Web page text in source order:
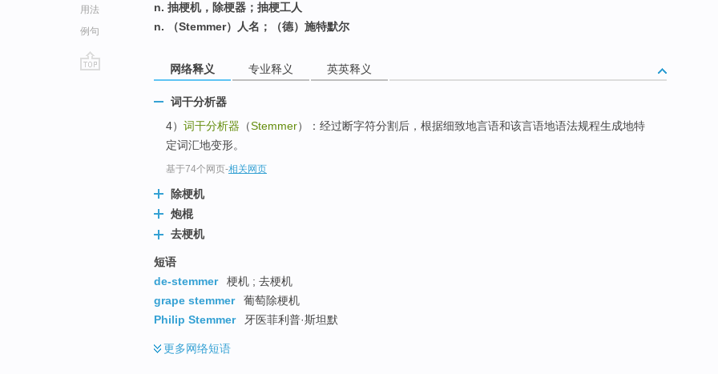
用法
例句
n. 抽梗机，除梗器；抽梗工人
n. （Stemmer）人名；（德）施特默尔
网络释义 专业释义 英英释义
词干分析器
4） 词干分析器 （Stemmer）：经过断字符分割后，根据细致地言语和该言语地语法规程生成地特
定词汇地变形。
基于74个网页-相关网页
除梗机
炮棍
去梗机
短语
de-stemmer
梗机 ; 去梗机
grape stemmer
葡萄除梗机
Philip Stemmer
牙医菲利普·斯坦默
更多网络短语